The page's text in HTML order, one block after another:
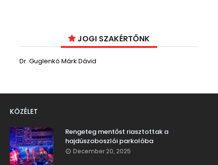
JOGI SZAKÉRTŐNK
Dr. Guglenkó Márk Dávid
KÖZÉLET
Rengeteg mentőst riasztottak a
hajdúszoboszlói parkolóba
December 20, 2025